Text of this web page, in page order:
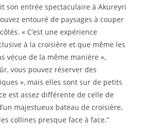
son entrée spectaculaire à Akureyri
entouré de paysages à couper
« C’est une expérience
à la croisière et que même les
vécue de la même manière »,
vous pouvez réserver des
», mais elles sont sur de petits
est assez différente de celle de
majestueux bateau de croisière,
collines presque face à face.”